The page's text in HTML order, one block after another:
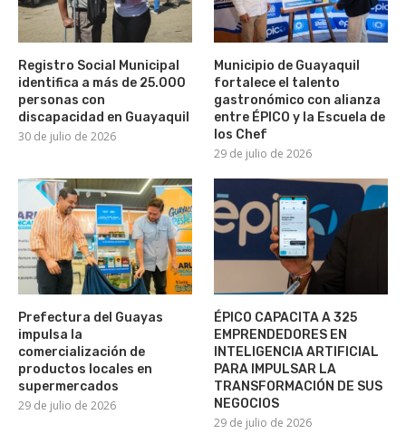
Registro Social Municipal
identifica a más de 25.000
personas con
discapacidad en Guayaquil
30 de julio de 2026
Municipio de Guayaquil
fortalece el talento
gastronómico con alianza
entre ÉPICO y la Escuela de
los Chef
29 de julio de 2026
Prefectura del Guayas
impulsa la
comercialización de
productos locales en
supermercados
29 de julio de 2026
ÉPICO CAPACITA A 325
EMPRENDEDORES EN
INTELIGENCIA ARTIFICIAL
PARA IMPULSAR LA
TRANSFORMACIÓN DE SUS
NEGOCIOS
29 de julio de 2026